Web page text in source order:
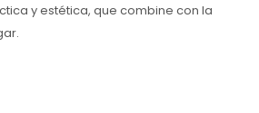
y estética, que combine con la